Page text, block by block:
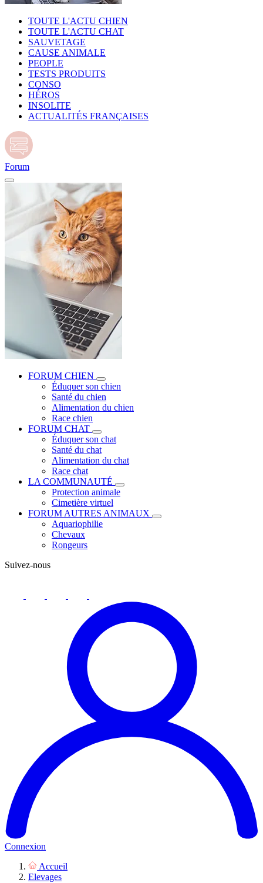
TOUTE L'ACTU CHIEN
TOUTE L'ACTU CHAT
SAUVETAGE
CAUSE ANIMALE
PEOPLE
TESTS PRODUITS
CONSO
HÉROS
INSOLITE
ACTUALITÉS FRANÇAISES
Forum
FORUM CHIEN
Éduquer son chien
Santé du chien
Alimentation du chien
Race chien
FORUM CHAT
Éduquer son chat
Santé du chat
Alimentation du chat
Race chat
LA COMMUNAUTÉ
Protection animale
Cimetière virtuel
FORUM AUTRES ANIMAUX
Aquariophilie
Chevaux
Rongeurs
Suivez-nous
Connexion
Accueil
Elevages